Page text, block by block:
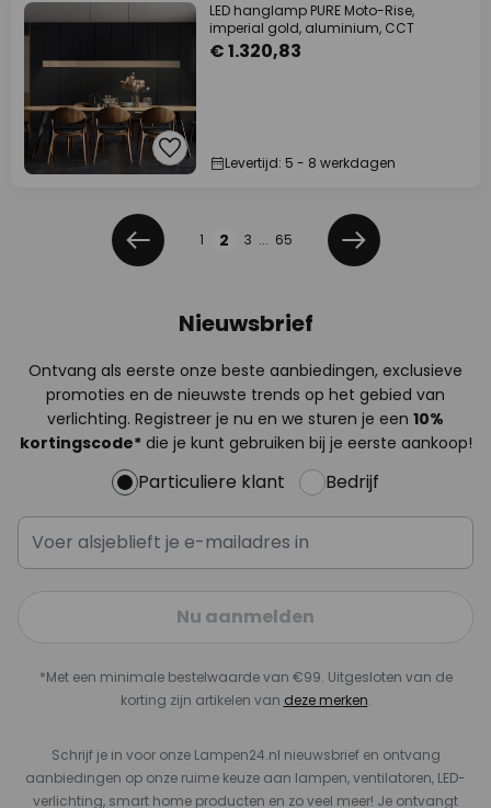
LED hanglamp PURE Moto-Rise,
imperial gold, aluminium, CCT
€ 1.320,83
Levertijd: 5 - 8 werkdagen
Vorige
1 2 3 ... 65
Volgende
Nieuwsbrief
Ontvang als eerste onze beste aanbiedingen, exclusieve
promoties en de nieuwste trends op het gebied van
verlichting. Registreer je nu en we sturen je een 10%
kortingscode*die je kunt gebruiken bij je eerste aankoop!
Particuliere klant Bedrijf
Nu aanmelden
*Met een minimale bestelwaarde van €99. Uitgesloten van de
korting zijn artikelen van deze merken.
Schrijf je in voor onze Lampen24.nl nieuwsbrief en ontvang
aanbiedingen op onze ruime keuze aan lampen, ventilatoren, LED-
verlichting, smart home producten en zo veel meer! Je ontvangt